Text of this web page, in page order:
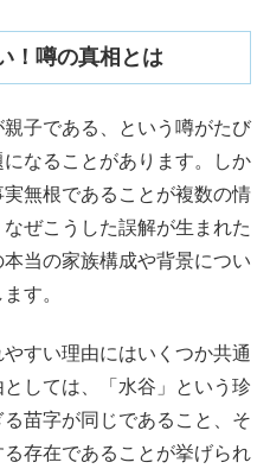
！噂の真相とは
子である、という噂がたび
なることがあります。しか
無根であることが複数の情
ぜこうした誤解が生まれた
当の家族構成や背景につい
す。
すい理由にはいくつか共通
しては、「水谷」という珍
苗字が同じであること、そ
存在であることが挙げられ